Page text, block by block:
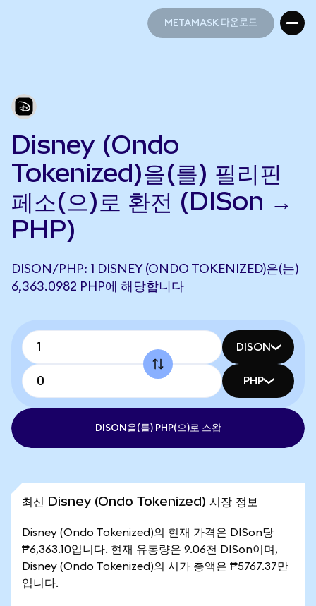
METAMASK 다운로드
Disney (Ondo
Tokenized)을(를) 필리핀
페소(으)로 환전 (DISon →
PHP)
DISON/PHP: 1 DISNEY (ONDO TOKENIZED)은(는)
6,363.0982 PHP에 해당합니다
DISON
PHP
DISON을(를) PHP(으)로 스왑
최신 Disney (Ondo Tokenized) 시장 정보
Disney (Ondo Tokenized)의 현재 가격은 DISon당
₱6,363.10입니다. 현재 유통량은 9.06천 DISon이며,
Disney (Ondo Tokenized)의 시가 총액은 ₱5767.37만
입니다.